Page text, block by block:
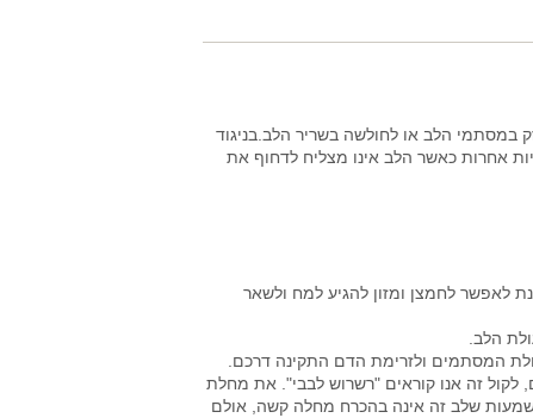
במסתמי הלב או לחולשה בשריר הלב.בניגוד
אחרות כאשר הלב אינו מצליח לדחוף את
הגוף 24 שעות ביממה על מנת לאפשר לחמצן ומזון להגיע למח ולשאר
הלב.
המסתמים ולזרימת הדם התקינה דרכם.
זה אנו קוראים "רשרוש לבבי". את מחלת
שלב זה אינה בהכרח מחלה קשה, אולם